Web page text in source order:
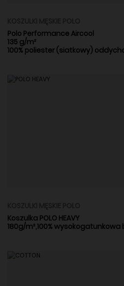
Polo Performance Aircool
135 g/m²
100% poliester (siatkowy)
Koszulka POLO HEAVY
180g/m²,100%